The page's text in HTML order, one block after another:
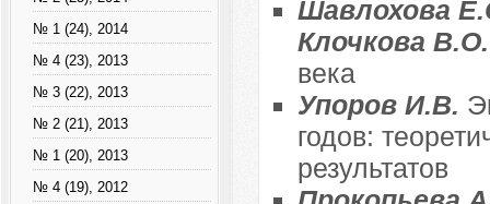
№ 1 (24), 2014
№ 4 (23), 2013
№ 3 (22), 2013
№ 2 (21), 2013
№ 1 (20), 2013
№ 4 (19), 2012
Шавлохова
Клочкова
века
Упоров И.В.
годов:
результатов